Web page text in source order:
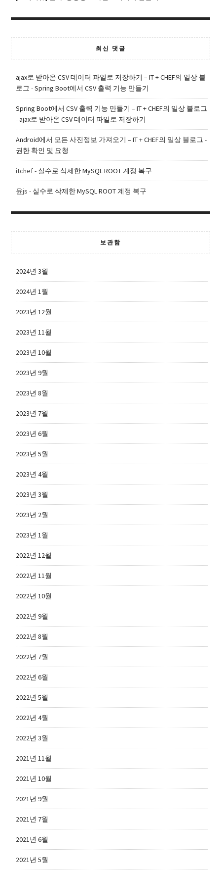
최신 댓글
ajax로 받아온 CSV 데이터 파일로 저장하기 – IT + CHEF의 일상 블
로그 -Spring Boot에서 CSV 출력 기능 만들기
Spring Boot에서 CSV 출력 기능 만들기 – IT + CHEF의 일상 블로그
-ajax로 받아온 CSV 데이터 파일로 저장하기
Android에서 모든 사진정보 가져오기 – IT + CHEF의 일상 블로그 -
권한 확인 및 요청
itchef- 실수로 삭제한 MySQL ROOT 계정 복구
윤js - 실수로 삭제한 MySQL ROOT 계정 복구
보관함
2024년 3월
2024년 1월
2023년 12월
2023년 11월
2023년 10월
2023년 9월
2023년 8월
2023년 7월
2023년 6월
2023년 5월
2023년 4월
2023년 3월
2023년 2월
2023년 1월
2022년 12월
2022년 11월
2022년 10월
2022년 9월
2022년 8월
2022년 7월
2022년 6월
2022년 5월
2022년 4월
2022년 3월
2021년 11월
2021년 10월
2021년 9월
2021년 7월
2021년 6월
2021년 5월